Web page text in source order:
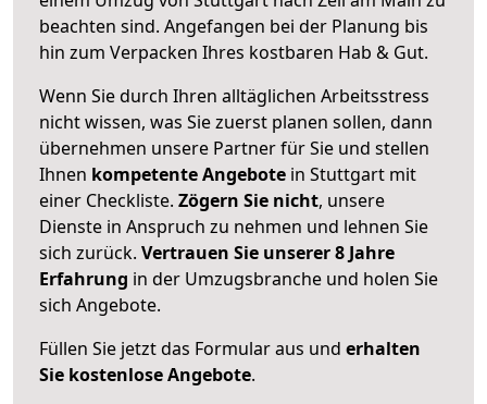
beachten sind. Angefangen bei der Planung bis
hin zum Verpacken Ihres kostbaren Hab & Gut.
Wenn Sie durch Ihren alltäglichen Arbeitsstress
nicht wissen, was Sie zuerst planen sollen, dann
übernehmen unsere Partner für Sie und stellen
Ihnen kompetente Angebote in Stuttgart mit
einer Checkliste. Zögern Sie nicht, unsere
Dienste in Anspruch zu nehmen und lehnen Sie
sich zurück. Vertrauen Sie unserer 8 Jahre
Erfahrung in der Umzugsbranche und holen Sie
sich Angebote.
Füllen Sie jetzt das Formular aus und erhalten
Sie kostenlose Angebote.